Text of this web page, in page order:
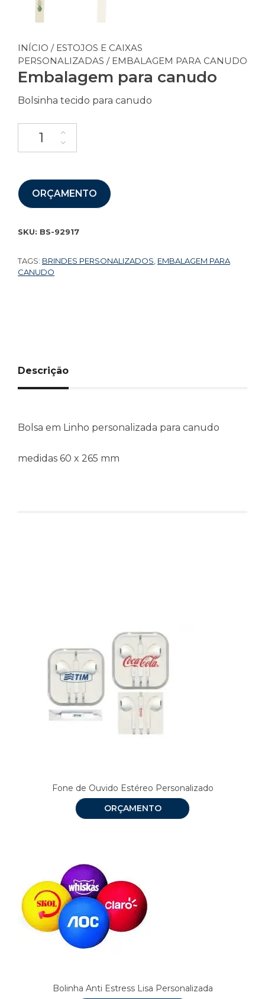
INÍCIO / ESTOJOS E CAIXAS
PERSONALIZADAS / EMBALAGEM PARA CANUDO
Embalagem para canudo
Bolsinha tecido para canudo
ORÇAMENTO
SKU: BS-92917
TAGS: BRINDES PERSONALIZADOS EMBALAGEM PARA
CANUDO
Descrição
Bolsa em Linho personalizada para canudo
medidas 60 x 265 mm
Fone de Ouvido Estéreo Personalizado
ORÇAMENTO
Bolinha Anti Estress Lisa Personalizada